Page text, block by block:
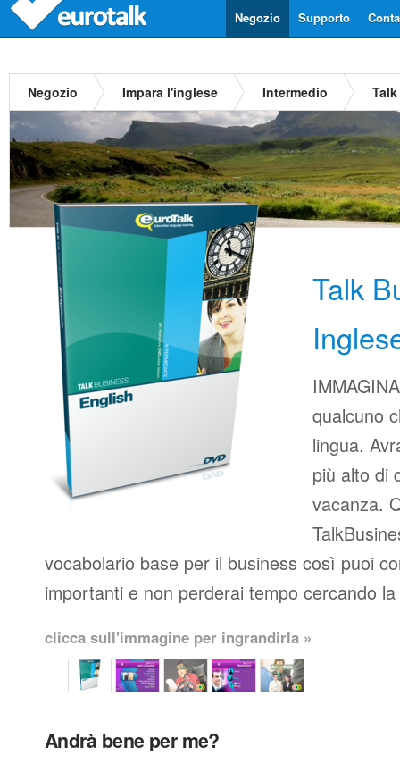
Supporto
Negozio
Negozio Impara l'inglese Intermedio
Talk
qualcuno
lingua.
più alto di
vacanza.
vocabolario base per il business così puoi
importanti e non perderai tempo cercando
clicca sull'immagine per ingrandirla »
Andrà bene per me?